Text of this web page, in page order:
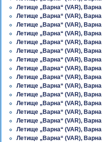
Летище „Варна“ (VAR), Варна
Летище „Варна“ (VAR), Варна
Летище „Варна“ (VAR), Варна
Летище „Варна“ (VAR), Варна
Летище „Варна“ (VAR), Варна
Летище „Варна“ (VAR), Варна
Летище „Варна“ (VAR), Варна
Летище „Варна“ (VAR), Варна
Летище „Варна“ (VAR), Варна
Летище „Варна“ (VAR), Варна
Летище „Варна“ (VAR), Варна
Летище „Варна“ (VAR), Варна
Летище „Варна“ (VAR), Варна
Летище „Варна“ (VAR), Варна
Летище „Варна“ (VAR), Варна
Летище „Варна“ (VAR), Варна